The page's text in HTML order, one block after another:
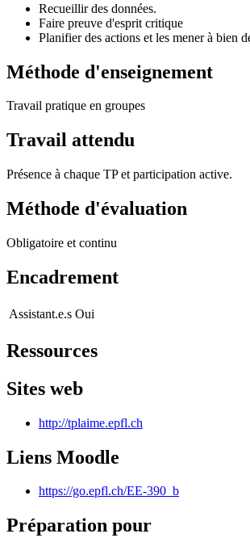
Recueillir des données.
Faire preuve d'esprit critique
Planifier des actions et les mener à bien
Méthode d'enseignement
Travail pratique en groupes
Travail attendu
Présence à chaque TP et participation active.
Méthode d'évaluation
Obligatoire et continu
Encadrement
Assistant.e.s Oui
Ressources
Sites web
http://tplaime.epfl.ch
Liens Moodle
https://go.epfl.ch/EE-390_b
Préparation pour